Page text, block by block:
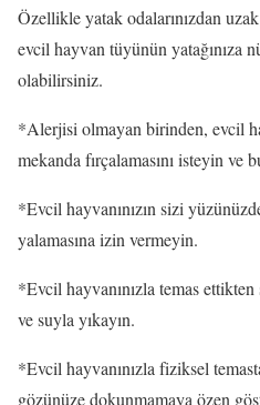
Özellikle yatak odalarınızdan
evcil hayvan tüyünün yatağınıza
olabilirsiniz.
*Alerjisi olmayan birinden, evcil
mekanda fırçalamasını isteyin ve
*Evcil hayvanınızın sizi
yalamasına izin vermeyin.
*Evcil hayvanınızla temas
ve suyla yıkayın.
*Evcil hayvanınızla fiziksel
gözünüze dokunmamaya özen